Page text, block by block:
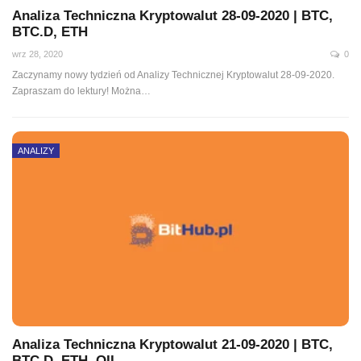
Analiza Techniczna Kryptowalut 28-09-2020 | BTC,
BTC.D, ETH
wrz 28, 2020 0
Zaczynamy nowy tydzień od Analizy Technicznej Kryptowalut 28-09-2020.
Zapraszam do lektury! Można…
ANALIZY
Analiza Techniczna Kryptowalut 21-09-2020 | BTC,